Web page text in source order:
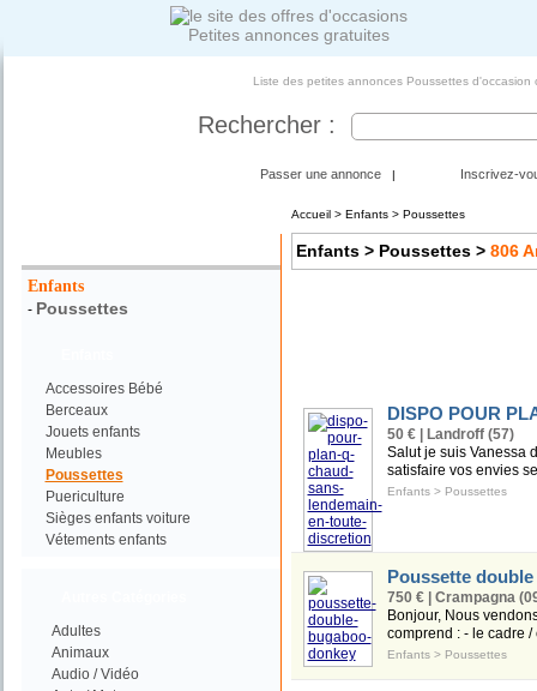
Petites annonces gratuites
Liste des petites annonces Poussettes
Rechercher :
Passer une annonce | Inscrivez-
Enfants
- Poussettes
Accessoires Bébé
Berceaux
Jouets enfants
Meubles
Poussettes
Puericulture
Sièges enfants voiture
Vétements enfants
Adultes
Animaux
Audio / Vidéo
Accueil> Enfants> Poussettes
Enfants> Poussettes> 806
DISPO POUR
50 € | Landroff (57)
Salut je suis Vanessa
satisfaire vos envies
Enfants> Poussettes
Poussette
750 € | Crampagna
Bonjour, Nous
comprend : - le cadre
Enfants> Poussettes